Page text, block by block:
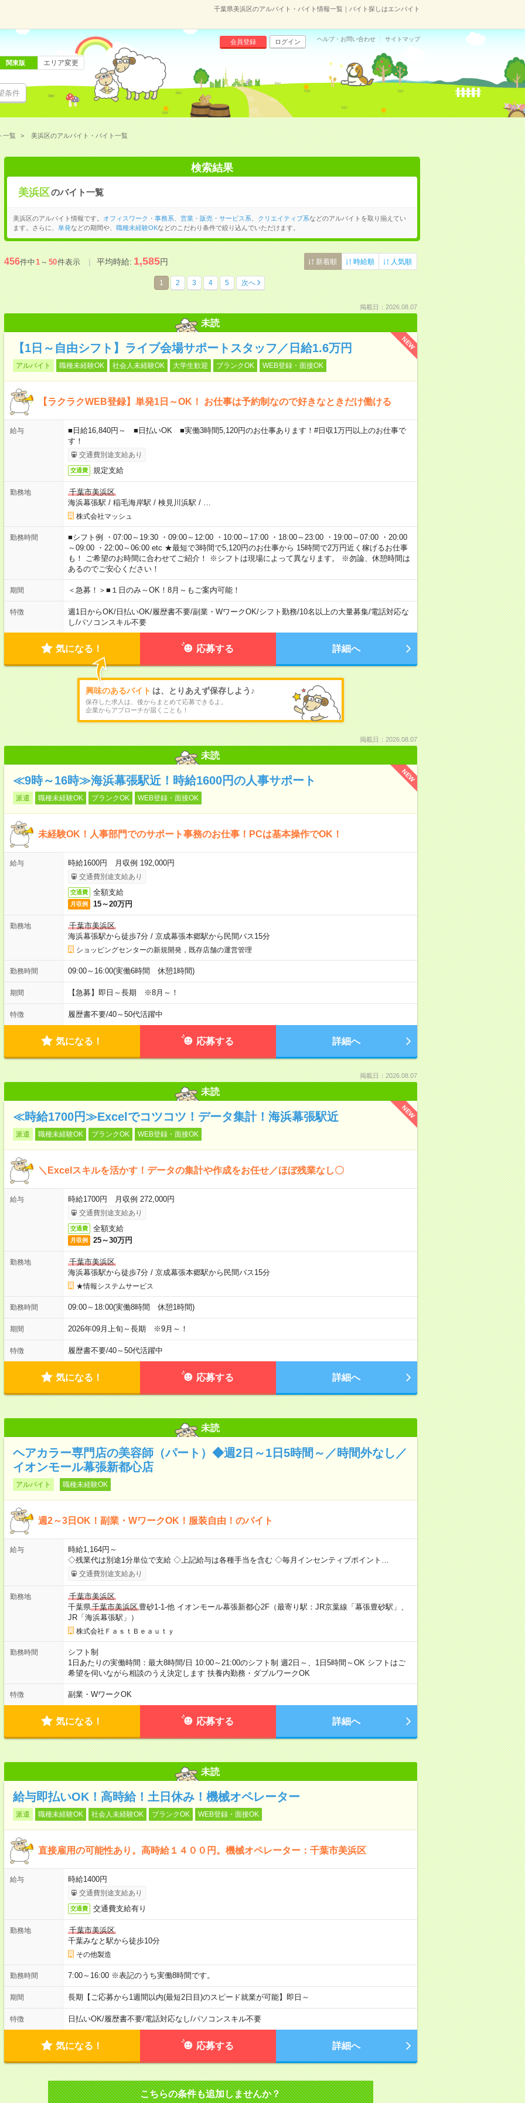
千葉県美浜区のアルバイト・バイト情報一覧｜バイト探しはエンバイト
条件
会員登録 ログイン ヘルプ・お問い合わせ サイトマップ
関東版 エリア変更
一覧 美浜区のアルバイト・バイト一覧
検索結果
美浜区のバイト一覧
美浜区のアルバイト情報です。 オフィスワーク・事務系 営業・販売・サービス系 クリエイティブ系などのアルバイトを取り揃えてい
ます。さらに、
単発などの期間や、 職種未経験OKなどのこだわり条件で絞り込んでいただけます。
456件中1～50件表示 平均時給:1,585円 新着順 時給順 人気順
1 2 3 4 5 次へ
掲載日：2026.08.07
未読
NEW
【1日～自由シフト】ライブ会場サポートスタッフ／日給1.6万円
アルバイト 職種未経験OK 社会人未経験OK 大学生歓迎 ブランクOK WEB登録・面接OK
【ラクラクWEB登録】単発1日～OK！ お仕事は予約制なので好きなときだけ働ける
給与
■日給16,840円～ ■日払いOK ■実働3時間5,120円のお仕事あります！#日収1万円以上のお仕事で
す！
交通費別途支給あり
交通費 規定支給
勤務地
千葉市美浜区
海浜幕張駅 / 稲毛海岸駅 / 検見川浜駅 /
株式会社マッシュ
勤務時間
■シフト例 ・07:00～19:30 ・09:00～12:00 ・10:00～17:00 ・18:00～23:00 ・19:00～07:00 ・20:00
～09:00 ・22:00～06:00 etc ★最短で3時間で5,120円のお仕事から 15時間で2万円近く稼げるお仕事
も！ ご希望のお時間に合わせてご紹介！ ※シフトは現場によって異なります。 ※勿論、休憩時間は
あるのでご安心ください！
期間 ＜急募！＞■１日のみ～OK！8月～もご案内可能！
特徴 週1日からOK/日払いOK/履歴書不要/副業・WワークOK/シフト勤務/10名以上の大量募集/電話対応な
し/パソコンスキル不要
気になる！ 応募する 詳細へ
興味のあるバイト は、とりあえず保存しよう♪
保存した求人は、後からまとめて応募できるよ。
企業からアプローチが届くことも！
掲載日：2026.08.07
未読
NEW
≪9時～16時≫海浜幕張駅近！時給1600円の人事サポート
派遣 職種未経験OK ブランクOK WEB登録・面接OK
未経験OK！人事部門でのサポート事務のお仕事！PCは基本操作でOK！
給与 時給1600円 月収例 192,000円
交通費別途支給あり
交通費 全額支給
月収例 15～20万円
勤務地
千葉市美浜区
海浜幕張駅から徒歩7分/ 京成幕張本郷駅から民間バス15分
ショッピングセンターの新規開発，既存店舗の運営管理
勤務時間 09:00～16:00(実働6時間 休憩1時間)
期間 【急募】即日～長期 ※8月～！
特徴 履歴書不要/40～50代活躍中
気になる！ 応募する 詳細へ
掲載日：2026.08.07
未読
NEW
≪時給1700円≫Excelでコツコツ！データ集計！海浜幕張駅近
派遣 職種未経験OK ブランクOK WEB登録・面接OK
＼Excelスキルを活かす！データの集計や作成をお任せ／ほぼ残業なし〇
給与 時給1700円 月収例 272,000円
交通費別途支給あり
交通費 全額支給
月収例 25～30万円
勤務地
千葉市美浜区
海浜幕張駅から徒歩7分/ 京成幕張本郷駅から民間バス15分
★情報システムサービス
勤務時間 09:00～18:00(実働8時間 休憩1時間)
期間 2026年09月上旬～長期 ※9月～！
特徴 履歴書不要/40～50代活躍中
気になる！ 応募する 詳細へ
未読
ヘアカラー専門店の美容師（パート）◆週2日～1日5時間～／時間外なし／
イオンモール幕張新都心店
アルバイト 職種未経験OK
週2～3日OK！副業・WワークOK！服装自由！のバイト
給与
時給1,164円～
◇残業代は別途1分単位で支給 ◇上記給与は各種手当を含む ◇毎月インセンティブポイント…
交通費別途支給あり
勤務地
千葉市美浜区
千葉県千葉市美浜区豊砂1-1-他 イオンモール幕張新都心2F（最寄り駅：JR京葉線「幕張豊砂駅」、
JR「海浜幕張駅」）
株式会社ＦａｓｔＢｅａｕｔｙ
勤務時間
シフト制
1日あたりの実働時間：最大8時間/日 10:00～21:00のシフト制 週2日～、1日5時間～OK シフトはご
希望を伺いながら相談のうえ決定します 扶養内勤務・ダブルワークOK
特徴 副業・WワークOK
気になる！ 応募する 詳細へ
未読
給与即払いOK！高時給！土日休み！機械オペレーター
派遣 職種未経験OK 社会人未経験OK ブランクOK WEB登録・面接OK
直接雇用の可能性あり。高時給１４００円。機械オペレーター：千葉市美浜区
給与 時給1400円
交通費別途支給あり
交通費 交通費支給有り
勤務地
千葉市美浜区
千葉みなと駅から徒歩10分
その他製造
勤務時間 7:00～16:00 ※表記のうち実働8時間です。
期間 長期【ご応募から1週間以内(最短2日目)のスピード就業が可能】即日～
特徴 日払いOK/履歴書不要/電話対応なし/パソコンスキル不要
気になる！ 応募する 詳細へ
こちらの条件も追加しませんか？